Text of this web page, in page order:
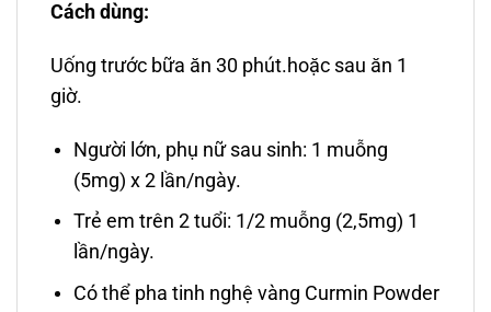
Cách dùng:
Uống trước bữa ăn 30 phút.hoặc sau ăn 1
giờ.
Người lớn, phụ nữ sau sinh: 1 muỗng
(5mg) x 2 lần/ngày.
Trẻ em trên 2 tuổi: 1/2 muỗng (2,5mg) 1
lần/ngày.
Có thể pha tinh nghệ vàng Curmin Powder